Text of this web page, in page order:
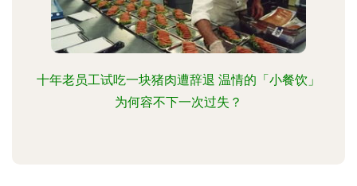
十年老员工试吃一块猪肉遭辞退 温情的「小餐饮」
为何容不下一次过失？